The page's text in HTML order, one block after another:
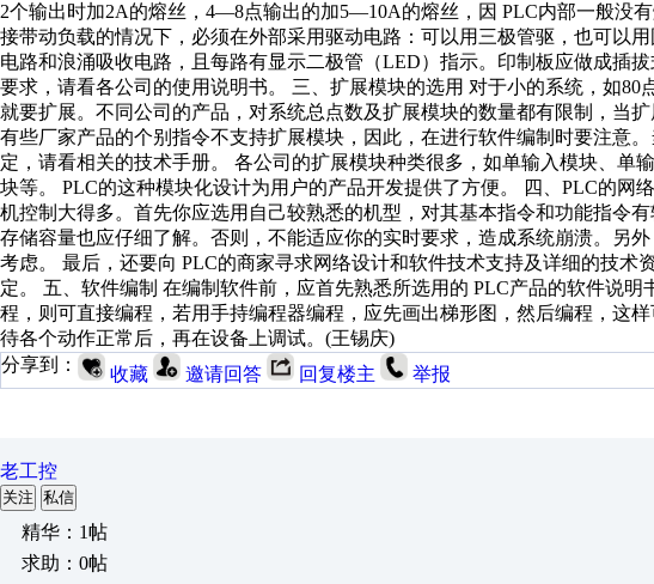
2个输出时加2A的熔丝，4—8点输出的加5—10A的熔丝，因 PLC内部一般没
接带动负载的情况下，必须在外部采用驱动电路：可以用三极管驱，也可以
电路和浪涌吸收电路，且每路有显示二极管（LED）指示。印制板应做成插
要求，请看各公司的使用说明书。 三、扩展模块的选用 对于小的系统，如80
就要扩展。不同公司的产品，对系统总点数及扩展模块的数量都有限制，当
有些厂家产品的个别指令不支持扩展模块，因此，在进行软件编制时要注意
定，请看相关的技术手册。 各公司的扩展模块种类很多，如单输入模块、单
块等。 PLC的这种模块化设计为用户的产品开发提供了方便。 四、PLC的网
机控制大得多。首先你应选用自己较熟悉的机型，对其基本指令和功能指令
存储容量也应仔细了解。否则，不能适应你的实时要求，造成系统崩溃。另
考虑。 最后，还要向 PLC的商家寻求网络设计和软件技术支持及详细的技术
定。 五、软件编制 在编制软件前，应首先熟悉所选用的 PLC产品的软件说
程，则可直接编程，若用手持编程器编程，应先画出梯形图，然后编程，这
待各个动作正常后，再在设备上调试。(王锡庆)
分享到：
收藏 邀请回答 回复楼主 举报
老工控
关注 私信
精华：1帖
求助：0帖